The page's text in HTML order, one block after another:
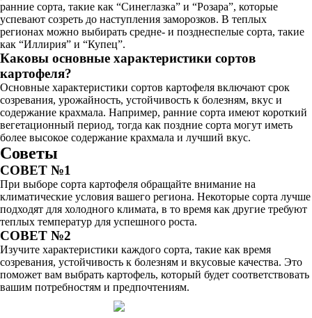
ранние сорта, такие как “Синеглазка” и “Розара”, которые
успевают созреть до наступления заморозков. В теплых
регионах можно выбирать средне- и позднеспелые сорта, такие
как “Иллирия” и “Купец”.
Каковы основные характеристики сортов
картофеля?
Основные характеристики сортов картофеля включают срок
созревания, урожайность, устойчивость к болезням, вкус и
содержание крахмала. Например, ранние сорта имеют короткий
вегетационный период, тогда как поздние сорта могут иметь
более высокое содержание крахмала и лучший вкус.
Советы
СОВЕТ №1
При выборе сорта картофеля обращайте внимание на
климатические условия вашего региона. Некоторые сорта лучше
подходят для холодного климата, в то время как другие требуют
теплых температур для успешного роста.
СОВЕТ №2
Изучите характеристики каждого сорта, такие как время
созревания, устойчивость к болезням и вкусовые качества. Это
поможет вам выбрать картофель, который будет соответствовать
вашим потребностям и предпочтениям.